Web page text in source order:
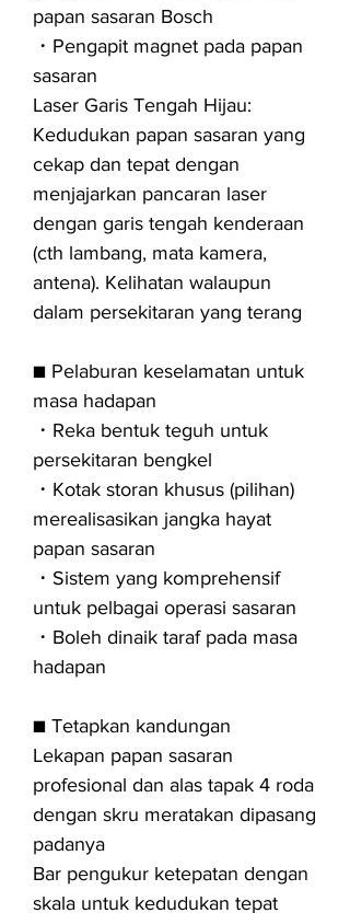
papan sasaran Bosch
・Pengapit magnet pada papan
sasaran
Laser Garis Tengah Hijau:
Kedudukan papan sasaran yang
cekap dan tepat dengan
menjajarkan pancaran laser
dengan garis tengah kenderaan
(cth lambang, mata kamera,
antena). Kelihatan walaupun
dalam persekitaran yang terang
■ Pelaburan keselamatan untuk
masa hadapan
・Reka bentuk teguh untuk
persekitaran bengkel
・Kotak storan khusus (pilihan)
merealisasikan jangka hayat
papan sasaran
・Sistem yang komprehensif
untuk pelbagai operasi sasaran
・Boleh dinaik taraf pada masa
hadapan
■ Tetapkan kandungan
Lekapan papan sasaran
profesional dan alas tapak 4 roda
dengan skru meratakan dipasang
padanya
Bar pengukur ketepatan dengan
skala untuk kedudukan tepat